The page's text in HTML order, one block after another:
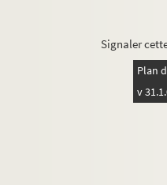
Signaler
Plan
v